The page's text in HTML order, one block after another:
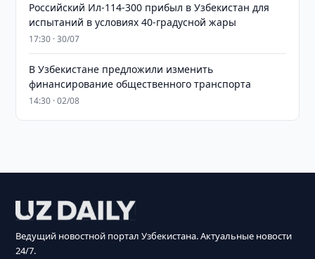
Российский Ил-114-300 прибыл в Узбекистан для
испытаний в условиях 40-градусной жары
17:30 · 30/07
В Узбекистане предложили изменить
финансирование общественного транспорта
14:30 · 02/08
Ведущий новостной портал Узбекистана. Актуальные новости
24/7.